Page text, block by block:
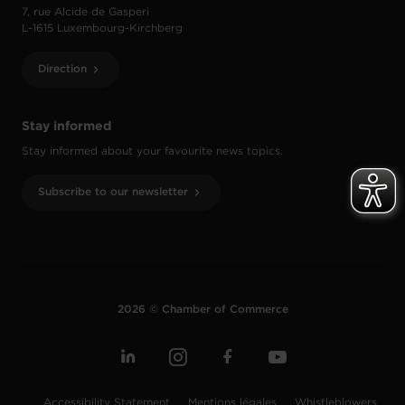
Stay informed
Stay informed about your favourite news topics.
Subscribe to our newsletter
7, rue Alcide de Gasperi
L-1615 Luxembourg-Kirchberg
Direction
2026 © Chamber of Commerce
Accessibility Statement Mentions légales Whistleblowers